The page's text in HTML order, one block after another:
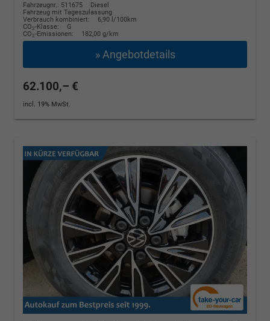
Fahrzeugnr.: 511675
Diesel
Fahrzeug mit Tageszulassung
Verbrauch kombiniert:
6,90 l/100km
CO2-Klasse:
G
CO2-Emissionen: 182,00 g/km
» Angebotdetails
62.100,– €
incl. 19% MwSt.